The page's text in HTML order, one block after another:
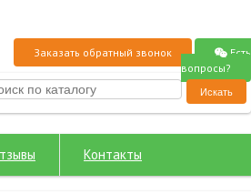
Заказать обратный звонок
Есть
вопросы?
Контакты